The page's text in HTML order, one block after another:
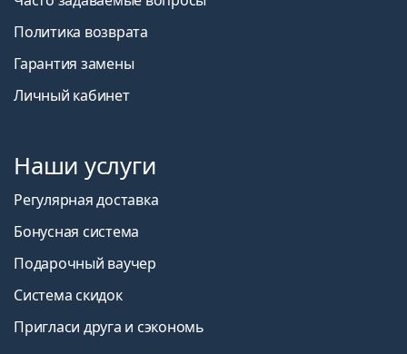
Политика возврата
Гарантия замены
Личный кабинет
Наши услуги
Регулярная доставка
Бонусная система
Подарочный ваучер
Система скидок
Пригласи друга и сэкономь